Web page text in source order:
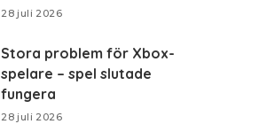
28 juli 2026
Stora problem för Xbox-
spelare – spel slutade
fungera
28 juli 2026